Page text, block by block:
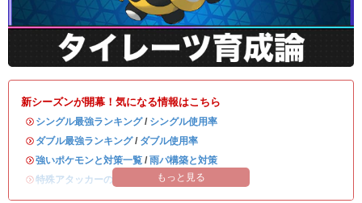
新シーズンが開幕！気になる情報はこちら
・ シングル最強ランキング/ シングル使用率
・ ダブル最強ランキング/ ダブル使用率
・強いポケモンと対策一覧 / 雨パ構築と対策
・特殊アタッカーのおすすめランキング
もっと見る